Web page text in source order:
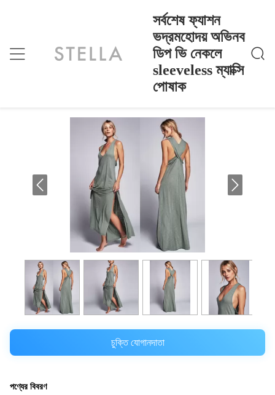
সর্বশেষ ফ্যাশন
ভদ্রমহোদয় অভিনব
ডিপ ভি নেকলে
sleeveless ম্যাক্সি
পোষাক
বাড়ি> >সর্বশেষ ফ্যাশন ভদ্রমহোদয় অভিনব ডিপ ভি নেকলে Sleeveless
ম্যাক্সি পোষাক
সর্বশেষ ফ্যাশন ভদ্রমহোদয় অভিনব ডিপ ভি নেকলে
চুক্তি যোগানদাতা
পণ্যের বিবরণ